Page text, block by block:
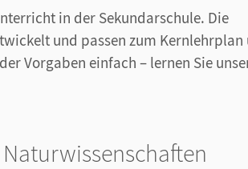
in der Sekundarschule. Die
und passen zum Kernlehrplan
Vorgaben einfach – lernen Sie